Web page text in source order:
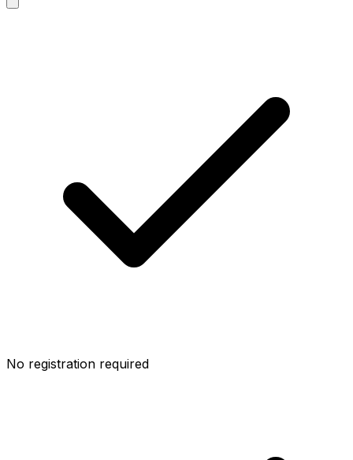
No registration required